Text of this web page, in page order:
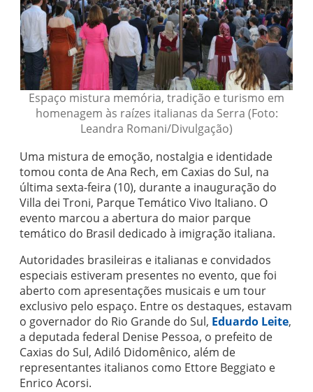
Espaço mistura memória, tradição e turismo em
homenagem às raízes italianas da Serra (Foto:
Leandra Romani/Divulgação)
Uma mistura de emoção, nostalgia e identidade
tomou conta de Ana Rech, em Caxias do Sul, na
última sexta-feira (10), durante a inauguração do
Villa dei Troni, Parque Temático Vivo Italiano. O
evento marcou a abertura do maior parque
temático do Brasil dedicado à imigração italiana.
Autoridades brasileiras e italianas e convidados
especiais estiveram presentes no evento, que foi
aberto com apresentações musicais e um tour
exclusivo pelo espaço. Entre os destaques, estavam
o governador do Rio Grande do Sul, Eduardo Leite,
a deputada federal Denise Pessoa, o prefeito de
Caxias do Sul, Adiló Didomênico, além de
representantes italianos como Ettore Beggiato e
Enrico Acorsi.